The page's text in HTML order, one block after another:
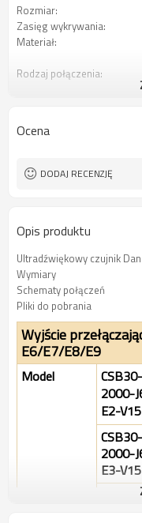
Rozmiar:
Zasięg wykrywania:
Materiał:
Rodzaj połączenia:
Ocena
DODAJ RECENZJĘ
Opis produktu
Ultradźwiękowy czujnik
Wymiary
Schematy połączeń
Pliki do pobrania
Wyjście
E6/E7/E8/E9
Model
CSB30-
2000-
E2-V15
CSB30-
2000-
E3-V15
CSB30-